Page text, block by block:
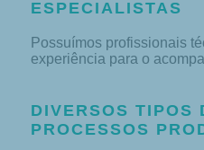
ESPECIALISTAS
Possuímos profissionais
experiência para o
DIVERSOS TIPOS
PROCESSOS